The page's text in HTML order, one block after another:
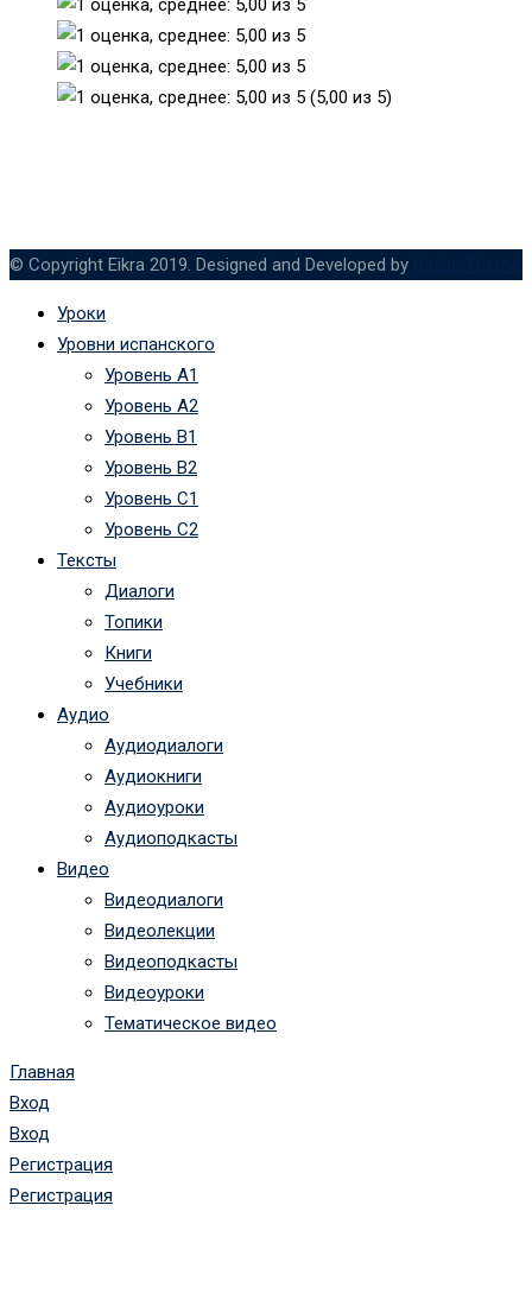
(5,00 из 5)
© Copyright Eikra 2019. Designed and Developed by
Уроки
Уровни испанского
Уровень А1
Уровень А2
Уровень B1
Уровень B2
Уровень C1
Уровень C2
Тексты
Диалоги
Топики
Книги
Учебники
Аудио
Аудиодиалоги
Аудиокниги
Аудиоуроки
Аудиоподкасты
Видео
Видеодиалоги
Видеолекции
Видеоподкасты
Видеоуроки
Тематическое видео
Главная
Вход
Вход
Регистрация
Регистрация